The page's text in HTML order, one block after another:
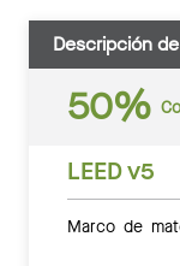
Descripción
50%
LEED v5
Marco de